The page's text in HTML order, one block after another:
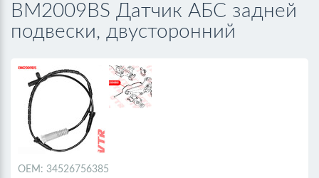
BM2009BS Датчик АБС задней
подвески, двусторонний
ОЕМ: 34526756385